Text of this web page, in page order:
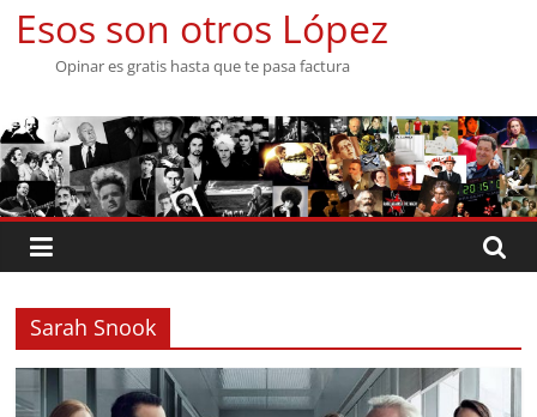
Saltar
contenido
Esos son otros López
Opinar es gratis hasta que te pasa factura
Sarah Snook